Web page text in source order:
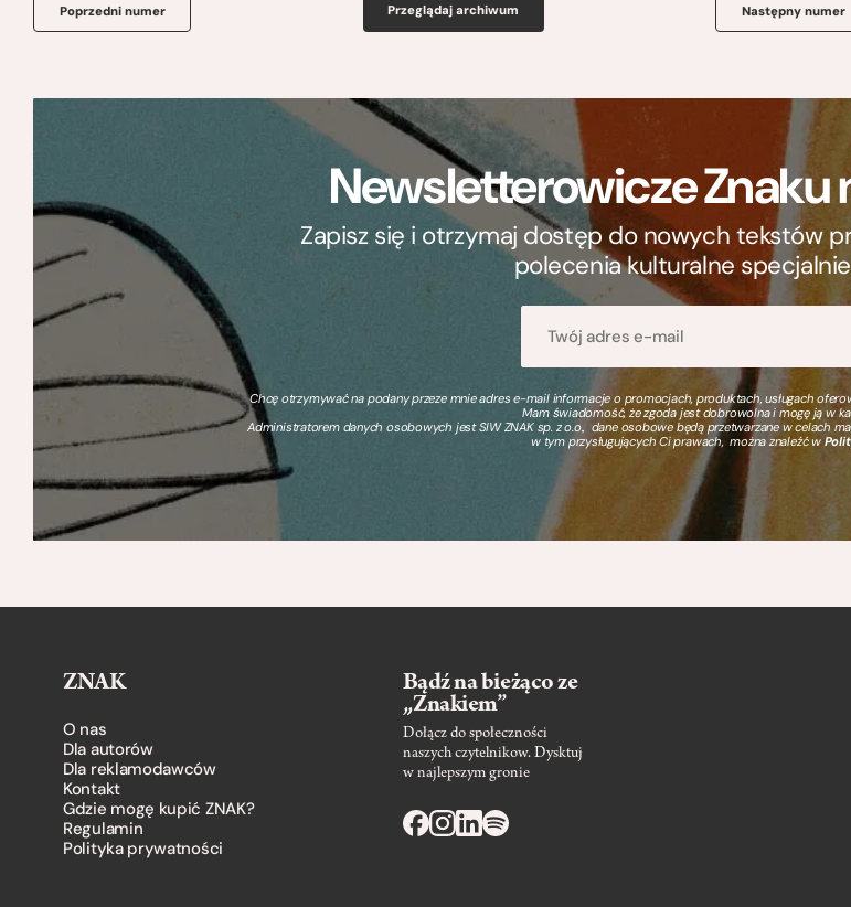
Poprzedni numer Przeglądaj archiwum Następny numer
Newsletterowicze Znaku
Zapisz się i otrzymaj dostęp do nowych tekstów
polecenia kulturalne
Chcę otrzymywać na podany przeze mnie adres e-mail informacje o promocjach, produktach, usługach
Mam świadomość, że zgoda jest dobrowolna i mogę ją w
Administratorem danych osobowych jest SIW ZNAK sp. z o.o., dane osobowe będą przetwarzane w celach
w tym przysługujących Ci prawach, można znaleźć w
ZNAK
O nas
Dla autorów
Dla reklamodawców
Kontakt
Gdzie mogę kupić ZNAK?
Regulamin
Polityka prywatności
Bądź na bieżąco ze
„Znakiem”
Dołącz do społeczności
naszych czytelnikow. Dysktuj
w najlepszym gronie